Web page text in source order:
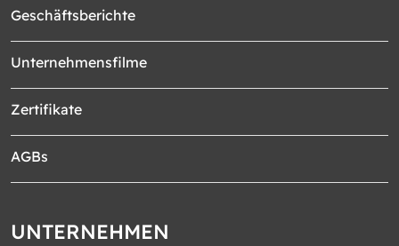
Geschäftsberichte
Unternehmensfilme
Zertifikate
AGBs
UNTERNEHMEN